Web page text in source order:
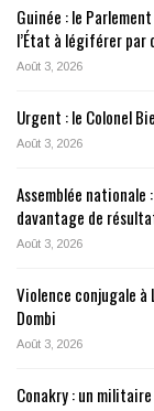
Guinée : le
l’État à légiférer par
Août 3, 2026
Urgent : le Colonel
Août 3, 2026
Assemblée
davantage de
Août 3, 2026
Violence conjugale à
Dombi
Août 3, 2026
Conakry : un